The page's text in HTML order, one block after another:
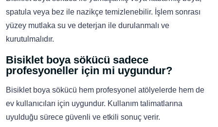
spatula veya bez ile nazikçe temizlenebilir. İşlem sonrası
yüzey mutlaka su ve deterjan ile durulanmalı ve
kurutulmalıdır.
Bisiklet boya sökücü sadece
profesyoneller için mi uygundur?
Bisiklet boya sökücü hem profesyonel atölyelerde hem de
ev kullanıcıları için uygundur. Kullanım talimatlarına
uyulduğu sürece güvenli ve etkili sonuç verir.